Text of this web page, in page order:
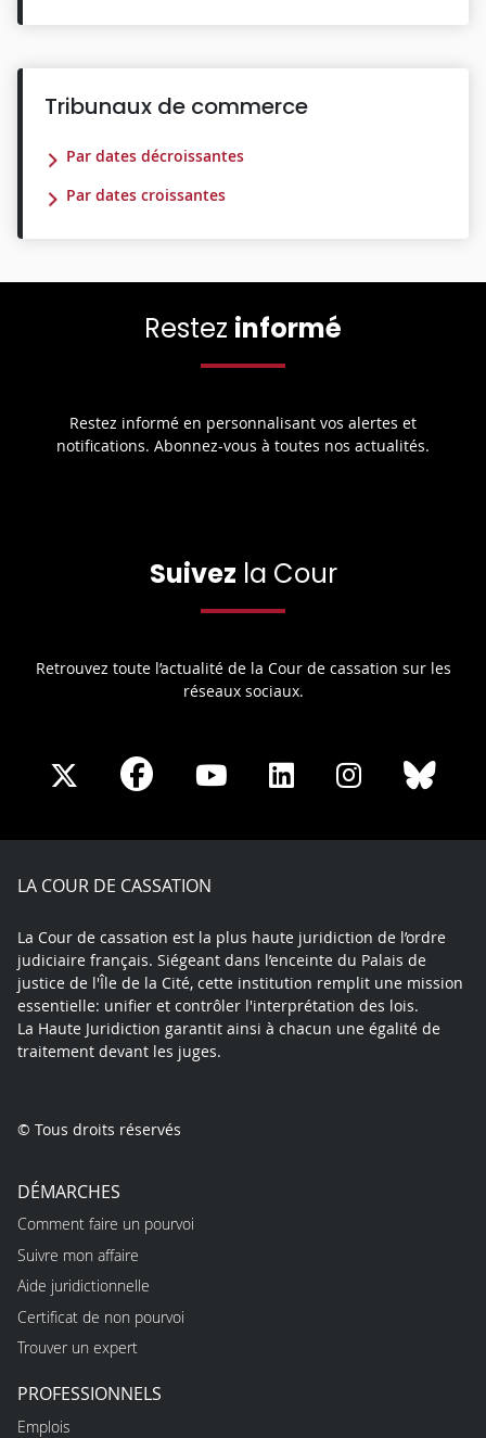
Tribunaux de commerce
Par dates décroissantes
Par dates croissantes
Restez informé
Restez informé en personnalisant vos alertes et
notifications. Abonnez-vous à toutes nos actualités.
Suivez la Cour
Retrouvez toute l’actualité de la Cour de cassation sur les
réseaux sociaux.
Share
X
Share
Facebook
Share
Youtube
Share
LinkedIn
Share
Instagram
LA COUR DE CASSATION
La Cour de cassation est la plus haute juridiction de l’ordre
judiciaire français. Siégeant dans l’enceinte du Palais de
justice de l'Île de la Cité, cette institution remplit une mission
essentielle: unifier et contrôler l'interprétation des lois.
La Haute Juridiction garantit ainsi à chacun une égalité de
traitement devant les juges.
© Tous droits réservés
DÉMARCHES
Comment faire un pourvoi
Suivre mon affaire
Aide juridictionnelle
Certificat de non pourvoi
Trouver un expert
PROFESSIONNELS
Emplois